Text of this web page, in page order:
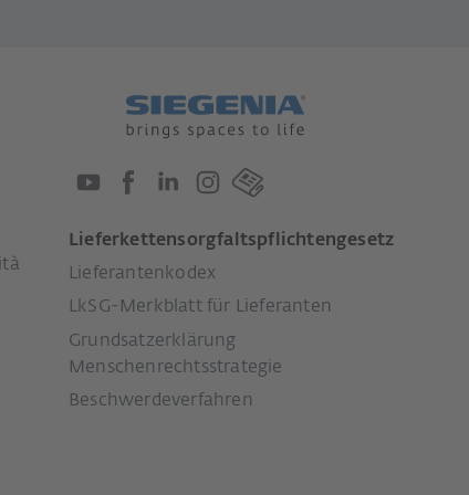
Lieferkettensorgfaltspflichtengesetz
Lieferantenkodex
LkSG-Merkblatt für Lieferanten
Grundsatzerklärung
Menschenrechtsstrategie
Beschwerdeverfahren